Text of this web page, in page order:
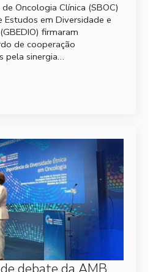
Oncologia Clínica (SBOC)
Estudos em Diversidade e
firmaram
de cooperação
pela sinergia…